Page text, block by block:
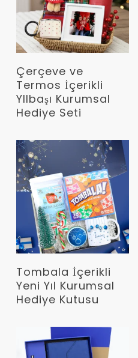
Çerçeve ve
Termos İçerikli
YIlbaşı Kurumsal
Hediye Seti
Devamını Oku
Tombala İçerikli
Yeni Yıl Kurumsal
Hediye Kutusu